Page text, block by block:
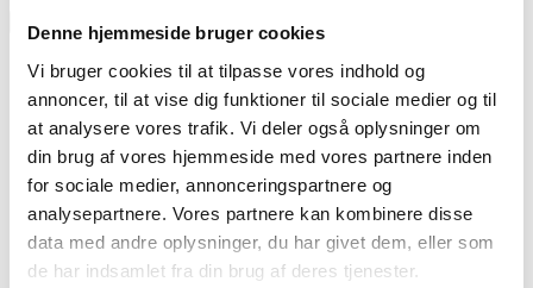
Denne hjemmeside bruger cookies
Vi bruger cookies til at tilpasse vores indhold og
annoncer, til at vise dig funktioner til sociale medier og til
at analysere vores trafik. Vi deler også oplysninger om
din brug af vores hjemmeside med vores partnere inden
for sociale medier, annonceringspartnere og
analysepartnere. Vores partnere kan kombinere disse
data med andre oplysninger, du har givet dem, eller som
de har indsamlet fra din brug af deres tjenester.
Send